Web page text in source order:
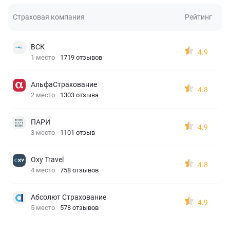
Страховая компания Рейтинг
ВСК
1 место 1719 отзывов
4.9
АльфаСтрахование
2 место 1303 отзыва
4.8
ПАРИ
3 место 1101 отзыв
4.9
Oxy Travel
4 место 758 отзывов
4.8
Абсолют Страхование
5 место 578 отзывов
4.9